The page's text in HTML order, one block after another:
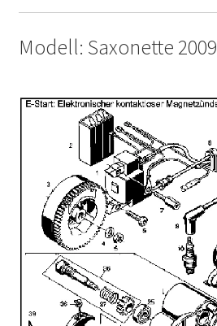
Modell: Saxonette 2009